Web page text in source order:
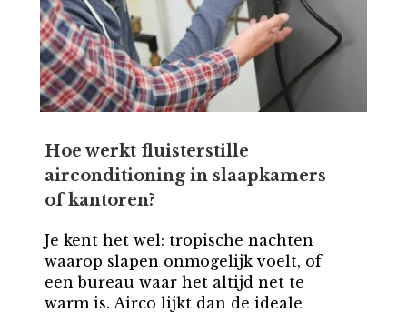
Hoe werkt fluisterstille
airconditioning in slaapkamers
of kantoren?
Je kent het wel: tropische nachten
waarop slapen onmogelijk voelt, of
een bureau waar het altijd net te
warm is. Airco lijkt dan de ideale